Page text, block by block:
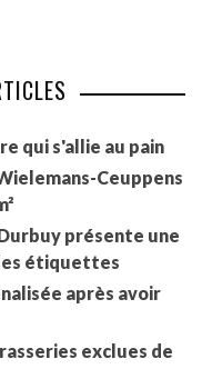
qui s'allie au pain
Ceuppens
présente une
étiquettes
après avoir
exclues de